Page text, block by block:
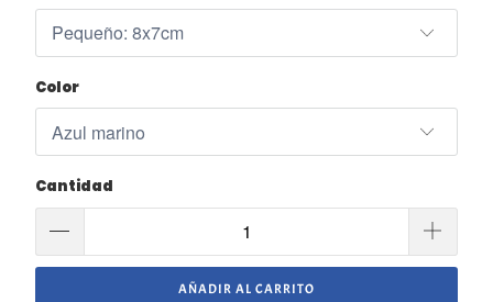
Color
Cantidad
AÑADIR AL CARRITO